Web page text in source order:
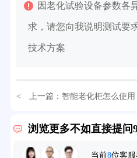
因老化试验设备参数各
求，请您向我说明测试要
技术方案
< 上一篇： 智能老化柜怎么使用
浏览更多不如直接提问
当前8位客